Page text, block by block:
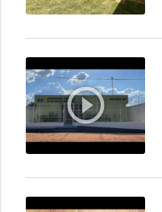
play_circle_outline